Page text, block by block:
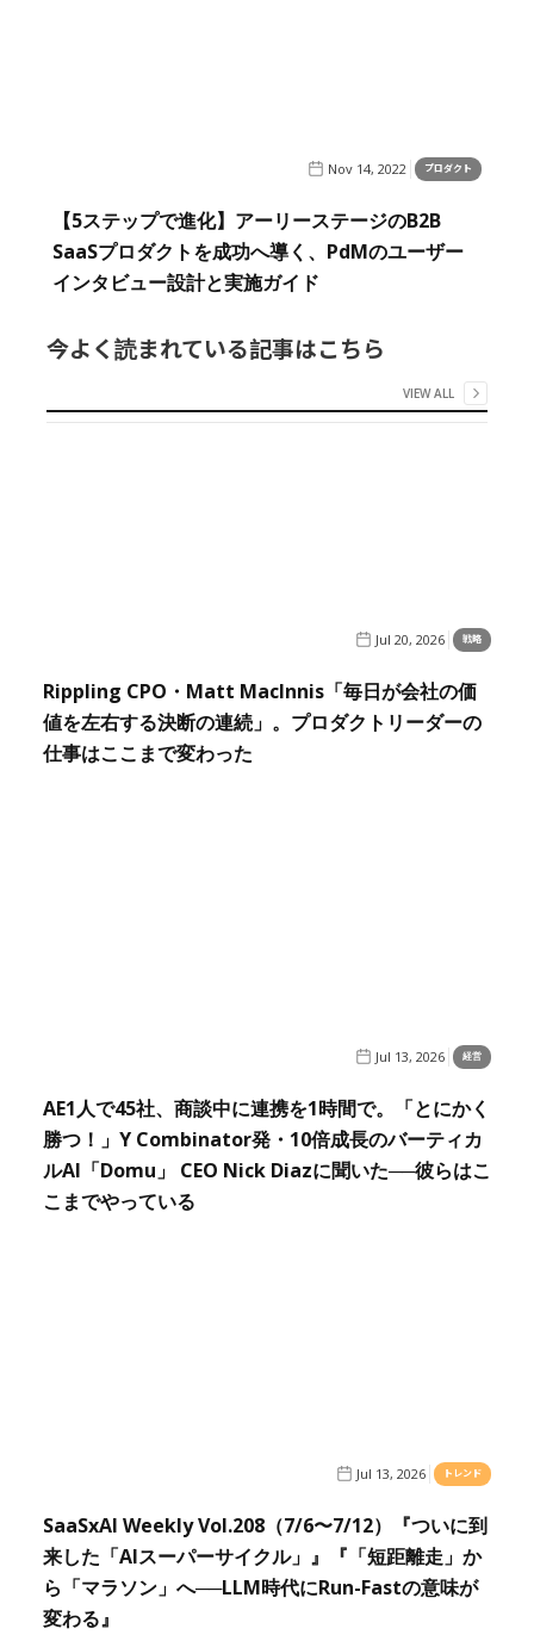
Nov 14, 2022 プロダクト
【5ステップで進化】アーリーステージのB2B
SaaSプロダクトを成功へ導く、PdMのユーザー
インタビュー設計と実施ガイド
今よく読まれている記事はこちら
VIEW ALL
Jul 20, 2026 戦略
Rippling CPO・Matt MacInnis「毎日が会社の価
値を左右する決断の連続」。プロダクトリーダーの
仕事はここまで変わった
Jul 13, 2026 経営
AE1人で45社、商談中に連携を1時間で。「とにかく
勝つ！」Y Combinator発・10倍成長のバーティカ
ルAI「Domu」 CEO Nick Diazに聞いた──彼らはこ
こまでやっている
Jul 13, 2026 トレンド
SaaSxAI Weekly Vol.208（7/6〜7/12）『ついに到
来した「AIスーパーサイクル」』『「短距離走」か
ら「マラソン」へ──LLM時代にRun-Fastの意味が
変わる』